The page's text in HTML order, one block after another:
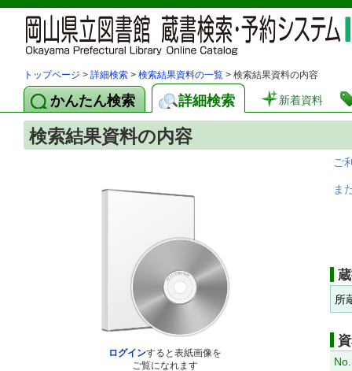
トップページ > 詳細検索 > 検索結果資料の一覧 > 検索結果資料の内容
かんたん検索 詳細検索 新着資料
検索結果資料の内容
ログインすると表紙画像を
ご覧になれます
ご
ま
所
No.